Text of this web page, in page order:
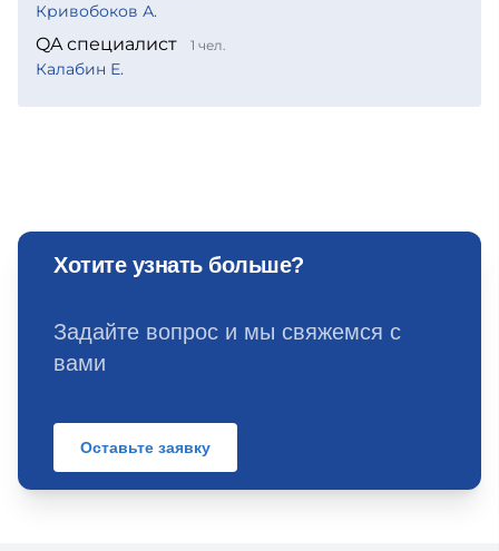
Кривобоков А.
QA специалист 1 чел.
Калабин Е.
Хотите узнать больше?
Задайте вопрос и мы свяжемся с
вами
Оставьте заявку